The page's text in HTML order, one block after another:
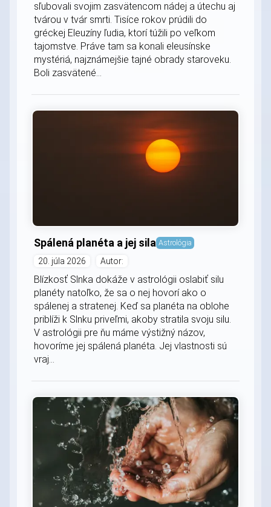
sľubovali svojim zasvätencom nádej a útechu aj
tvárou v tvár smrti. Tisíce rokov prúdili do
gréckej Eleuzíny ľudia, ktorí túžili po veľkom
tajomstve. Práve tam sa konali eleusínske
mystériá, najznámejšie tajné obrady staroveku.
Boli zasvätené...
Spálená planéta a jej sila Astrológia
20. júla 2026 Autor:
Blízkosť Slnka dokáže v astrológii oslabiť silu
planéty natoľko, že sa o nej hovorí ako o
spálenej a stratenej. Keď sa planéta na oblohe
priblíži k Slnku priveľmi, akoby stratila svoju silu.
V astrológii pre ňu máme výstižný názov,
hovoríme jej spálená planéta. Jej vlastnosti sú
vraj...